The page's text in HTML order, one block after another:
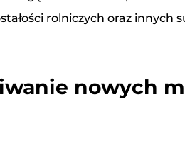
rolniczych oraz
nowych